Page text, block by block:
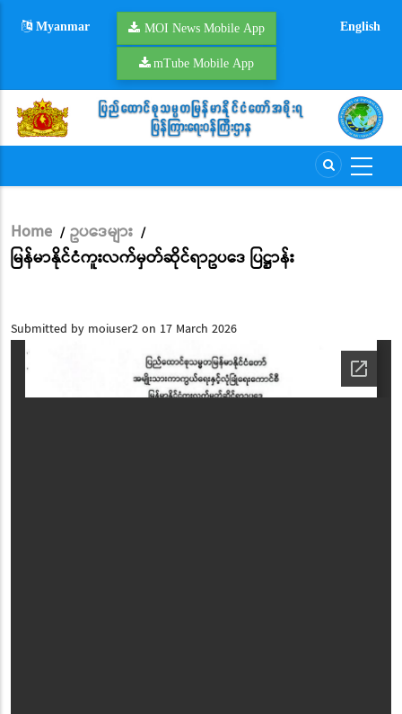
Myanmar MOI News Mobile App
mTube Mobile App
English
Breadcrumb
Home / ဥပဒေများ /
မြန်မာနိုင်ငံကူးလက်မှတ်ဆိုင်ရာဥပဒေ ပြဋ္ဌာန်း
Submitted by moiuser2on 17 March 2026